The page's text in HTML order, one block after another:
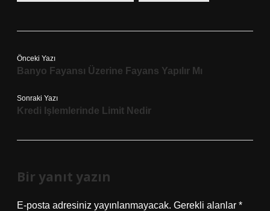
Önceki Yazı
Banyo Fayansı Üzerine Fayans Yapılır Mı
Sonraki Yazı
Kredi Işlemlerinde Limit Nedir
Bir yanıt yazın
E-posta adresiniz yayınlanmayacak. Gerekli alanlar *